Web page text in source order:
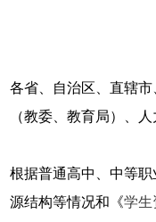
各省、自治区、直辖
（教委、教育局）、
根据普通高中、中等
源结构等情况和《学生